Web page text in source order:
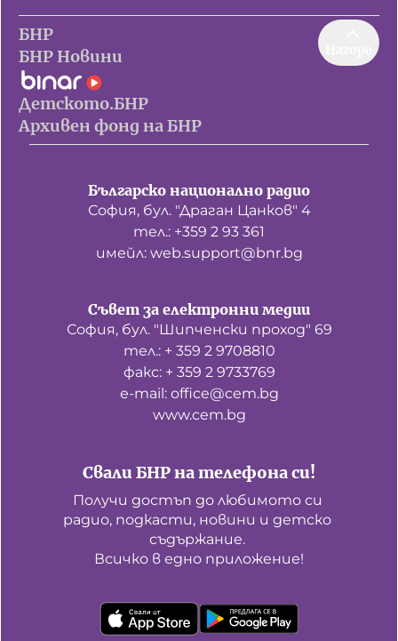
БНР
БНР Новини
Детското.БНР
Архивен фонд на БНР
Българско национално радио
София, бул. "Драган Цанков" 4
тел.: +359 2 93 361
имейл: web.support@bnr.bg
Свали БНР на телефона си!
Получи достъп до любимото си
радио, подкасти, новини и детско
съдържание.
Всичко в едно приложение!
Съвет за електронни медии
София, бул. "Шипченски проход" 69
тел.: + 359 2 9708810
факс: + 359 2 9733769
е-mail: office@cem.bg
www.cem.bg